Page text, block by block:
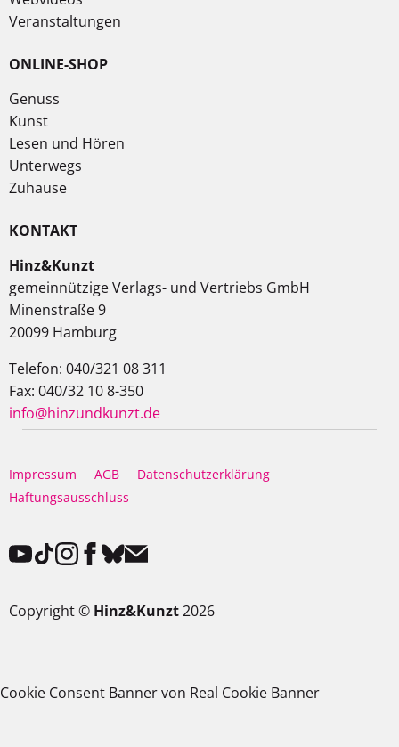
Veranstaltungen
ONLINE-SHOP
Genuss
Kunst
Lesen und Hören
Unterwegs
Zuhause
KONTAKT
Hinz&Kunzt
gemeinnützige Verlags- und Vertriebs GmbH
Minenstraße 9
20099 Hamburg
Telefon: 040/321 08 311
Fax: 040/32 10 8-350
info@hinzundkunzt.de
Impressum AGB
Datenschutzerklärung
Haftungsausschluss
Copyright © Hinz&Kunzt2026
Cookie Consent Banner von Real Cookie Banner